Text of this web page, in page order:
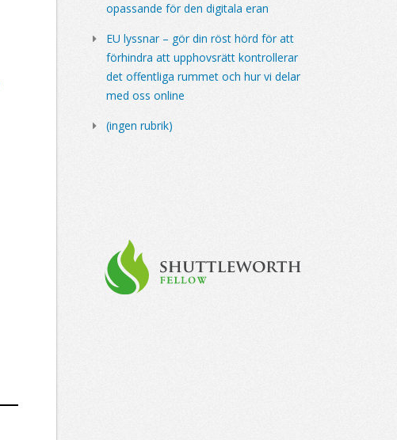
opassande för den digitala eran
EU lyssnar – gör din röst hörd för att
förhindra att upphovsrätt kontrollerar
det offentliga rummet och hur vi delar
med oss online
(ingen rubrik)